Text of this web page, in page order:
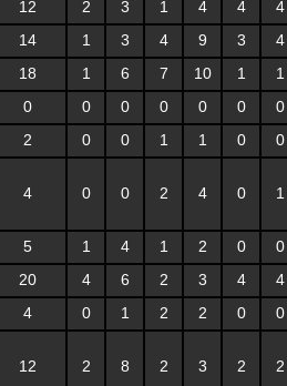
12 2 3 1 4 4
4
14 1 3 4 9 3
4
18 1 6 7 10 1
1
0 0 0 0 0 0
0
2 0 0 1 1 0 0
4 0 0 2 4 0 1
5 1 4 1 2 0
0
20 4 6 2 3 4
4
4 0 1 2 2 0 0
12 2 8 2 3 2 2